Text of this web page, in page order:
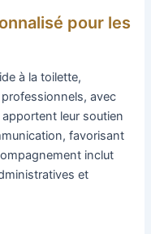
pour les
à la toilette,
professionnels, avec
apportent leur soutien
favorisant
inclut
et